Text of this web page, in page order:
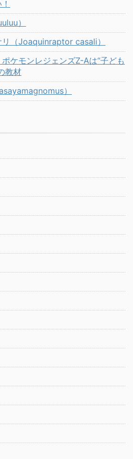
）
（Joaquinraptor casali）
ケモンレジェンズZ-Aは“子ども
教材
）